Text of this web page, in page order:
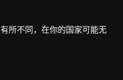
所不同，在你的国家可能无